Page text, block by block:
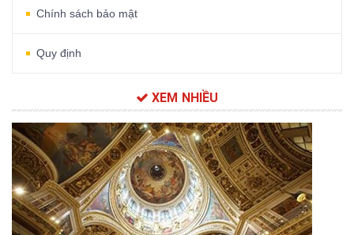
Chính sách bảo mật
Quy định
XEM NHIỀU